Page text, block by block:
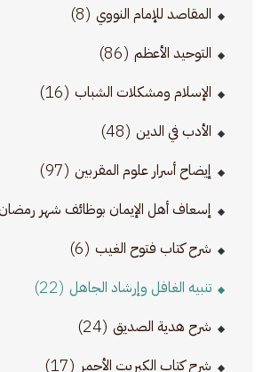
المقاصد للإمام النووي (8)
التوحيد الأعظم (86)
الإسلام ومشكلات الشباب (16)
الأدب في الدين (48)
إيضاح أسرار علوم المقربين (97)
إسعاف أهل الإيمان بوظائف شهر رمضان
شرح كتاب فتوح الغيب (6)
تنبيه الغافل وإرشاد الجاهل (22)
شرح هدية الصديق (24)
شرح كتاب الكبريت الأحمر (17)